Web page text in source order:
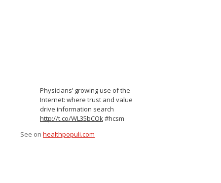
Physicians’ growing use of the
Internet: where trust and value
drive information search
http://t.co/WL35bCOk#hcsm
See on healthpopuli.com